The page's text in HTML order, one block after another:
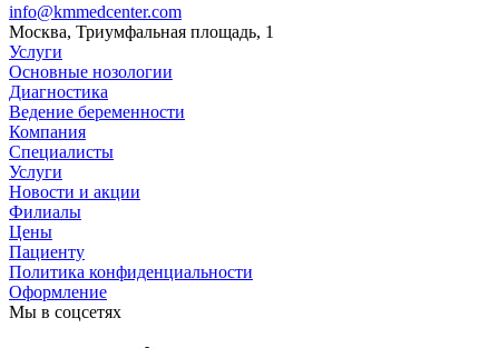
Особенности анатомии: где находится у человека
поджелудочная железа?
info@kmmedcenter.com
Москва, Триумфальная площадь, 1
Услуги
Основные нозологии
Диагностика
Ведение беременности
Компания
Специалисты
Услуги
Новости и акции
Филиалы
Цены